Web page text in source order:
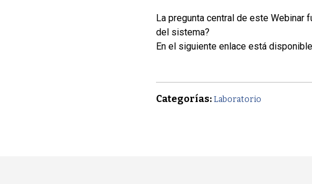
La pregunta central de este Webinar
del sistema?
En el siguiente enlace está
Categorías: Laboratorio